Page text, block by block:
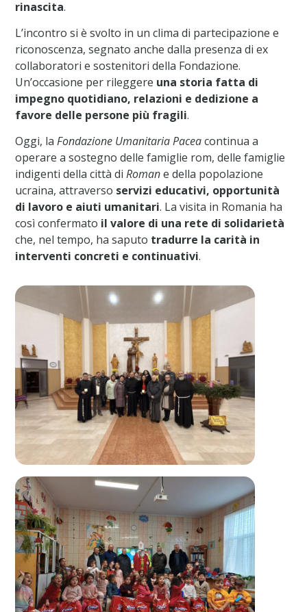
rinascita.
L’incontro si è svolto in un clima di partecipazione e
riconoscenza, segnato anche dalla presenza di ex
collaboratori e sostenitori della Fondazione.
Un’occasione per rileggere una storia fatta di
impegno quotidiano, relazioni e dedizione a
favore delle persone più fragili.
Oggi, laFondazione Umanitaria Paceacontinua a
operare a sostegno delle famiglie rom, delle famiglie
indigenti della città diRomane della popolazione
ucraina, attraverso servizi educativi, opportunità
di lavoro e aiuti umanitari. La visita in Romania ha
così confermato il valore di una rete di solidarietà
che, nel tempo, ha saputo tradurre la carità in
interventi concreti e continuativi.